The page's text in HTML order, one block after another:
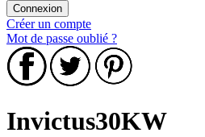
Créer un compte
Mot de passe oublié ?
Invictus30KW